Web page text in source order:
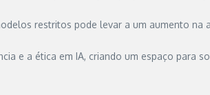
restritos pode levar a um aumento
e a ética em IA, criando um espaço para